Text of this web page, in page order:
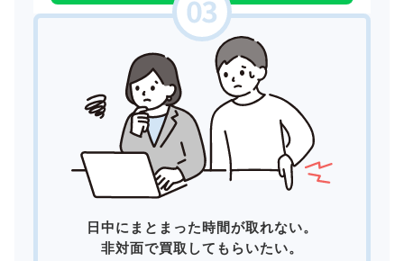
日中にまとまった時間が取れない。
非対面で買取してもらいたい。